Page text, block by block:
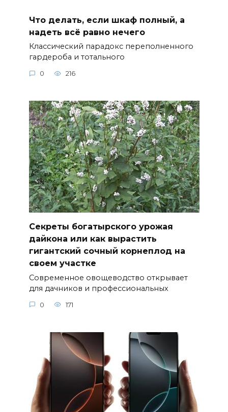
Что делать, если шкаф полный, а
надеть всё равно нечего
Классический парадокс переполненного
гардероба и тотального
0 216
Секреты богатырского урожая
дайкона или как вырастить
гигантский сочный корнеплод на
своем участке
Современное овощеводство открывает
для дачников и профессиональных
0 171